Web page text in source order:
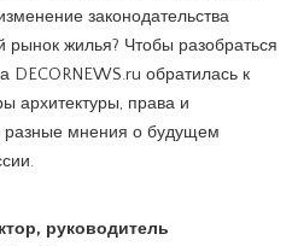
законодательства
рынок жилья? Чтобы разобраться
DECORNEWS.ru обратилась к
архитектуры, права и
разные мнения о будущем
руководитель